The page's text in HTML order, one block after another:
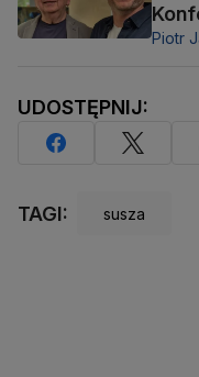
Piotr
UDOSTĘPNIJ:
TAGI: susza